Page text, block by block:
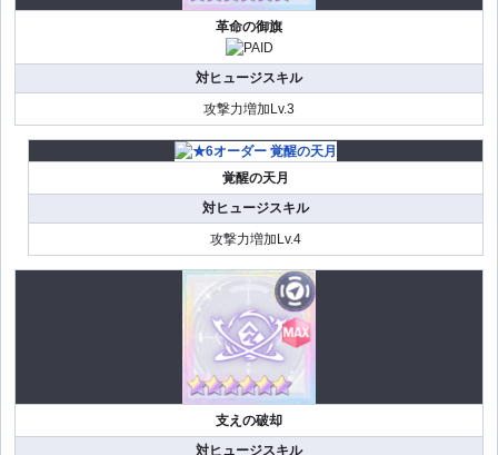
革命の御旗
対ヒュージスキル
攻撃力増加Lv.3
覚醒の天月
対ヒュージスキル
攻撃力増加Lv.4
支えの破却
対ヒュージスキル